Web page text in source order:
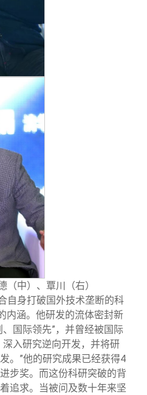
（中）、覃川（右）
自身打破国外技术垄断的科
内涵。他研发的流体密封新
国际领先”，并曾经被国际
深入研究逆向开发，并将研
。”他的研究成果已经获得4
步奖。而这份科研突破的背
追求。当被问及数十年来坚